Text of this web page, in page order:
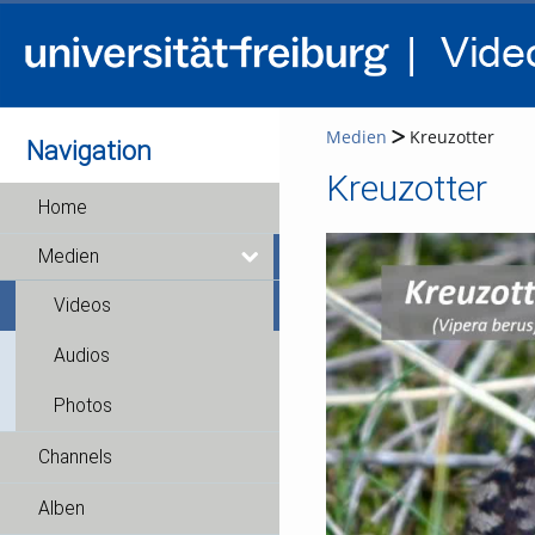
Navigation
Home
Medien
Videos
Audios
Photos
Channels
Alben
Medien Kreuzotter
Kreuzotter